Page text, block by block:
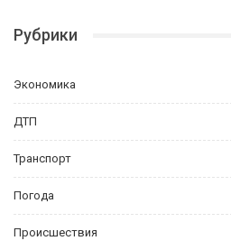
Рубрики
Экономика
ДТП
Транспорт
Погода
Происшествия